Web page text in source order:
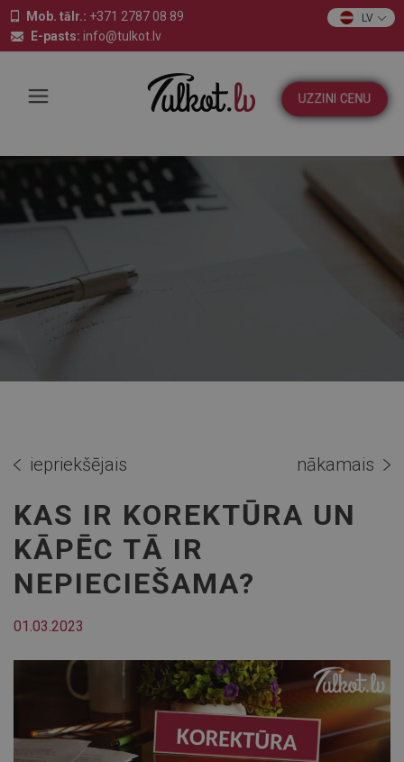
Mob. tālr.: +371 2787 08 89
E-pasts: info@tulkot.lv
LV
UZZINI CENU
iepriekšējais nākamais
KAS IR KOREKTŪRA UN
KĀPĒC TĀ IR
NEPIECIEŠAMA?
01.03.2023